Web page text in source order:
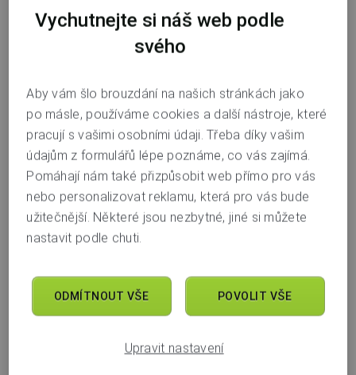
Pokud se dostanete do finančních potíží, je důležité
vědět co se může stát, když zapomenete něco včas
Dále situaci můžete řešit například změnou výše splátky
nebo posunutím dne splátky. Jak na to, zjistíte v návodu
Změny hypotéky, které si zařídíte sami.
Pokud vás k tomu něco napadne, napište nám zprávu ze
svého bankovnictví nebo na
peceohypoteky@airbank.cz. Případně nám zavolejte na
547 134 102, a to od 9.00 do 16.00
Poradna
Vychutnejte si náš web podle
svého
Aby vám šlo brouzdání na našich stránkách jako
po másle, používáme cookies a další nástroje, které
pracují s vašimi osobními údaji. Třeba díky vašim
údajům z formulářů lépe poznáme, co vás zajímá.
Pomáhají nám také přizpůsobit web přímo pro vás
nebo personalizovat reklamu, která pro vás bude
užitečnější. Některé jsou nezbytné, jiné si můžete
nastavit podle chuti.
ODMÍTNOUT VŠE POVOLIT VŠE
Upravit nastavení